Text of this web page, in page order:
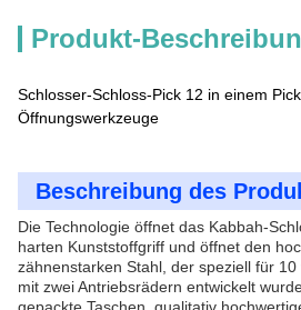
Produkt-
Schlosser-Schloss-Pick 12 in einem
Öffnungswerkzeuge
Beschreibung des
Die Technologie öffnet das Kabbah-
harten Kunststoffgriff und öffnet den
zähnenstarken Stahl, der speziell für
mit zwei Antriebsrädern entwickelt